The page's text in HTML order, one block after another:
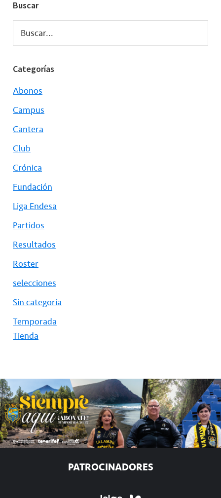
Buscar
Buscar...
Categorías
Abonos
Campus
Cantera
Club
Crónica
Fundación
Liga Endesa
Partidos
Resultados
Roster
selecciones
Sin categoría
Temporada
Tienda
PATROCINADORES